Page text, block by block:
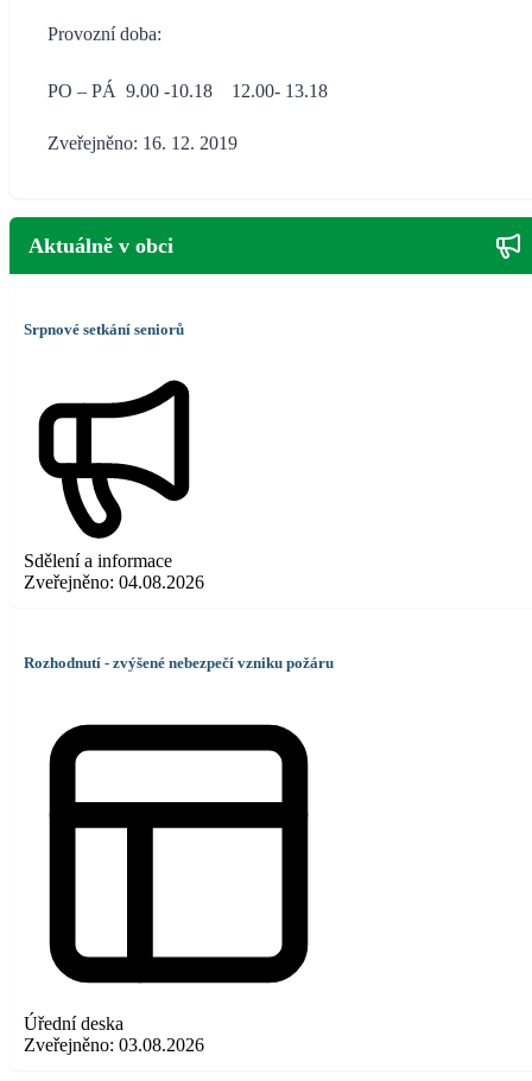
Provozní doba:
PO – PÁ 9.00 -10.18 12.00- 13.18
Zveřejněno: 16. 12. 2019
Aktuálně v obci
Srpnové setkání seniorů
Sdělení a informace
Zveřejněno: 04.08.2026
Rozhodnutí - zvýšené nebezpečí vzniku požáru
Úřední deska
Zveřejněno: 03.08.2026